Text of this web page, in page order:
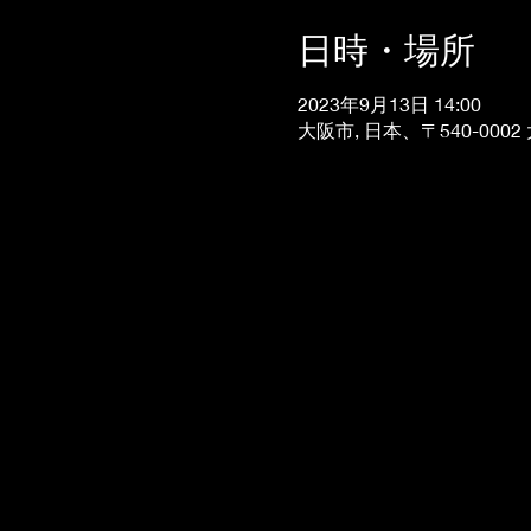
日時・場所
2023年9月13日 14:00
大阪市, 日本、〒540-0002